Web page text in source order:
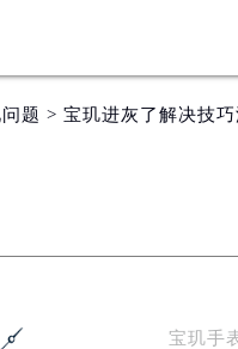
题 > 宝玑进灰了解决技巧
宝玑手